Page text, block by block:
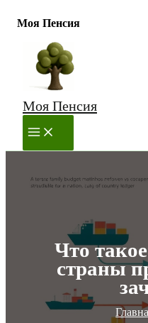
Моя Пенсия
Перейти
содержимому
Моя Пенсия
MAIN
MENU
Что
страны